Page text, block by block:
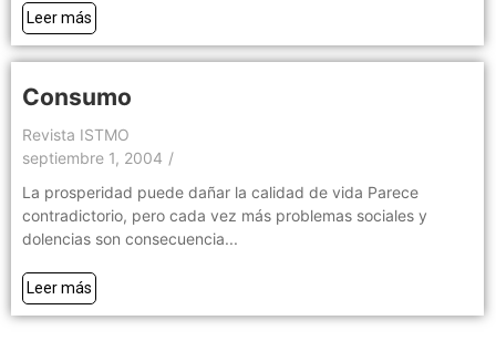
Leer más
Consumo
Revista ISTMO
septiembre 1, 2004 /
La prosperidad puede dañar la calidad de vida Parece
contradictorio, pero cada vez más problemas sociales y
dolencias son consecuencia...
Leer más